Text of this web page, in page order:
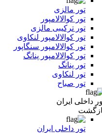
تور مالزی
تور کوالالامپور
تور ترکیبی مالزی
تور کوالالامپور لنکاوی
تور کوالالامپور سنگاپور
تور کوالالامپور پنانگ
تور پنانگ
تور لنکاوی
تور صباح
داخلی ایران
تور داخلی ایران